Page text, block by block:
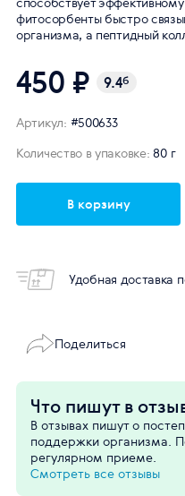
фитосорбенты быстро
организма, а пептидный
450 ₽ 9.4б
Артикул: #500633
Количество в упаковке: 80 г
В корзину
Удобная доставка
Поделиться
Что пишут в
В отзывах пишут о
поддержки организма.
регулярном приеме.
Смотреть все отзывы